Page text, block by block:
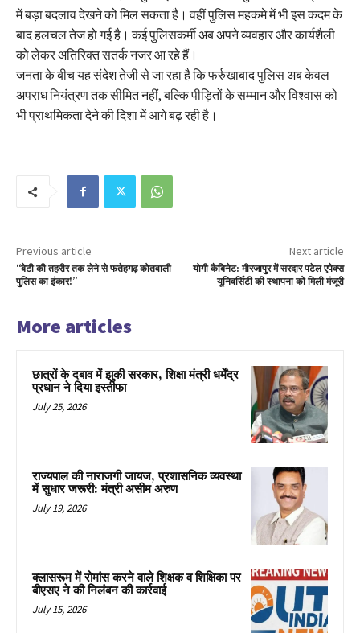
में बड़ा बदलाव देखने को मिल सकता है। वहीं पुलिस महकमे में भी इस कदम के
बाद हलचल तेज हो गई है। कई पुलिसकर्मी अब अपने व्यवहार और कार्यशैली
को लेकर अतिरिक्त सतर्क नजर आ रहे हैं।
जनता के बीच यह संदेश तेजी से जा रहा है कि फर्रुखाबाद पुलिस अब केवल
अपराध नियंत्रण तक सीमित नहीं, बल्कि पीड़ितों के सम्मान और विश्वास को
भी प्राथमिकता देने की दिशा में आगे बढ़ रही है।
Previous article
“बेटी की तहरीर तक लेने से फतेहगढ़ कोतवाली
पुलिस का इंकार!”
Next article
योगी कैबिनेट: मीरजापुर में सरदार पटेल एपेक्स
यूनिवर्सिटी की स्थापना को मिली मंजूरी
More articles
छात्रों के दबाव में झुकी सरकार, शिक्षा मंत्री धर्मेंद्र
प्रधान ने दिया इस्तीफा
July 25, 2026
राज्यपाल की नाराजगी जायज, प्रशासनिक व्यवस्था
में सुधार जरूरी: मंत्री असीम अरुण
July 19, 2026
क्लासरूम में रोमांस करने वाले शिक्षक व शिक्षिका पर
बीएसए ने की निलंबन की कार्रवाई
July 15, 2026